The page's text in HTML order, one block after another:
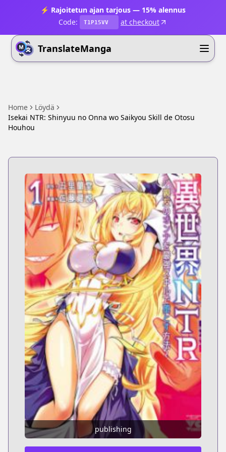
⚡ Rajoitetun ajan tarjous — 15% alennus
Code:
T1P15VV at checkout
TranslateManga
Home
Löydä
Isekai NTR: Shinyuu no Onna wo Saikyou Skill de Otosu
Houhou
publishing